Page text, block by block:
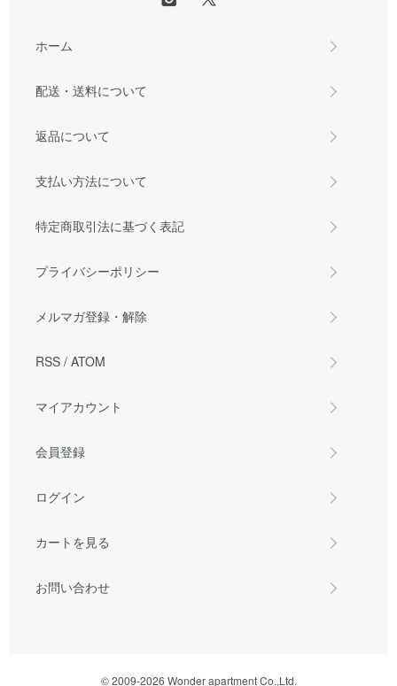
ホーム
配送・送料について
返品について
支払い方法について
特定商取引法に基づく表記
プライバシーポリシー
メルマガ登録・解除
RSS / ATOM
マイアカウント
会員登録
ログイン
カートを見る
お問い合わせ
© 2009-2026 Wonder apartment Co.,Ltd.